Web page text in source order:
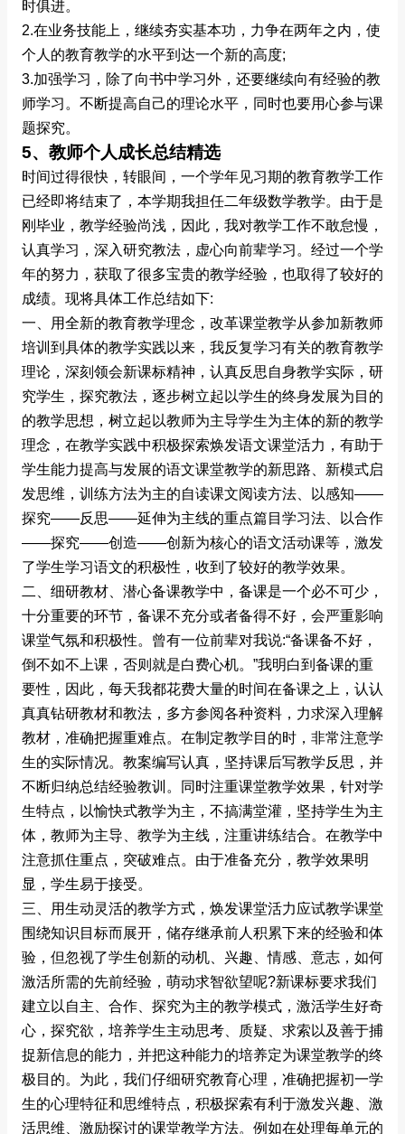
时俱进。
2.在业务技能上，继续夯实基本功，力争在两年之内，使
个人的教育教学的水平到达一个新的高度;
3.加强学习，除了向书中学习外，还要继续向有经验的教
师学习。不断提高自己的理论水平，同时也要用心参与课
题探究。
5、教师个人成长总结精选
时间过得很快，转眼间，一个学年见习期的教育教学工作
已经即将结束了，本学期我担任二年级数学教学。由于是
刚毕业，教学经验尚浅，因此，我对教学工作不敢怠慢，
认真学习，深入研究教法，虚心向前辈学习。经过一个学
年的努力，获取了很多宝贵的教学经验，也取得了较好的
成绩。现将具体工作总结如下:
一、用全新的教育教学理念，改革课堂教学从参加新教师
培训到具体的教学实践以来，我反复学习有关的教育教学
理论，深刻领会新课标精神，认真反思自身教学实际，研
究学生，探究教法，逐步树立起以学生的终身发展为目的
的教学思想，树立起以教师为主导学生为主体的新的教学
理念，在教学实践中积极探索焕发语文课堂活力，有助于
学生能力提高与发展的语文课堂教学的新思路、新模式启
发思维，训练方法为主的自读课文阅读方法、以感知――
探究――反思――延伸为主线的重点篇目学习法、以合作
――探究――创造――创新为核心的语文活动课等，激发
了学生学习语文的积极性，收到了较好的教学效果。
二、细研教材、潜心备课教学中，备课是一个必不可少，
十分重要的环节，备课不充分或者备得不好，会严重影响
课堂气氛和积极性。曾有一位前辈对我说:“备课备不好，
倒不如不上课，否则就是白费心机。”我明白到备课的重
要性，因此，每天我都花费大量的时间在备课之上，认认
真真钻研教材和教法，多方参阅各种资料，力求深入理解
教材，准确把握重难点。在制定教学目的时，非常注意学
生的实际情况。教案编写认真，坚持课后写教学反思，并
不断归纳总结经验教训。同时注重课堂教学效果，针对学
生特点，以愉快式教学为主，不搞满堂灌，坚持学生为主
体，教师为主导、教学为主线，注重讲练结合。在教学中
注意抓住重点，突破难点。由于准备充分，教学效果明
显，学生易于接受。
三、用生动灵活的教学方式，焕发课堂活力应试教学课堂
围绕知识目标而展开，储存继承前人积累下来的经验和体
验，但忽视了学生创新的动机、兴趣、情感、意志，如何
激活所需的先前经验，萌动求智欲望呢?新课标要求我们
建立以自主、合作、探究为主的教学模式，激活学生好奇
心，探究欲，培养学生主动思考、质疑、求索以及善于捕
捉新信息的能力，并把这种能力的培养定为课堂教学的终
极目的。为此，我们仔细研究教育心理，准确把握初一学
生的心理特征和思维特点，积极探索有利于激发兴趣、激
活思维、激励探讨的课堂教学方法。例如在处理每单元的